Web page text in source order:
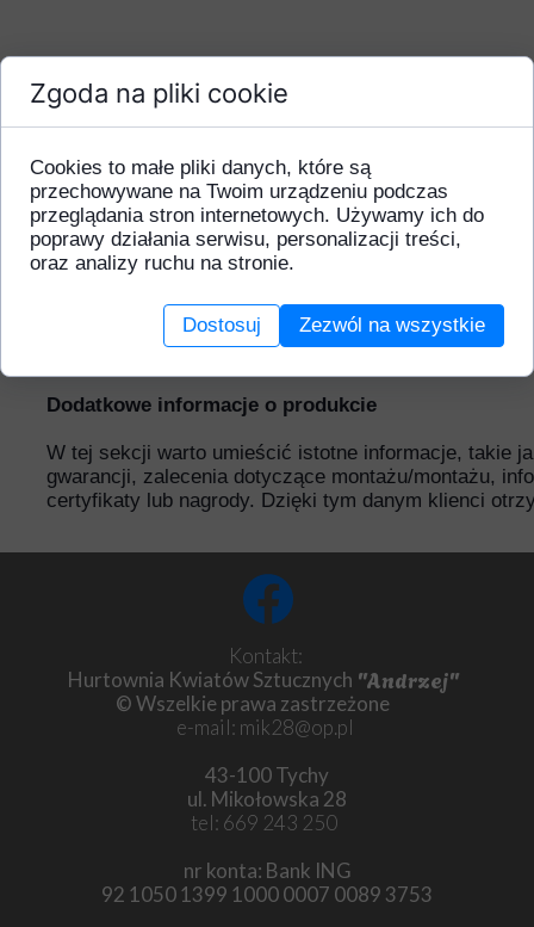
Dodatkowe informacje o produkcie
W tej sekcji warto umieścić istotne informacje, takie
gwarancji, zalecenia dotyczące montażu/montażu,
certyfikaty lub nagrody. Dzięki tym danym klienci
Kontakt:
Hurtownia Kwiatów Sztucznych "Andrzej"
© Wszelkie prawa zastrzeżone
e-mail: mik28@op.pl
43-100 Tychy
ul. Mikołowska 28
tel: 669 243 250
nr konta: Bank ING
92 1050 1399 1000 0007 0089 3753
Zgoda na pliki cookie
Cookies to małe pliki danych, które są
przechowywane na Twoim urządzeniu podczas
przeglądania stron internetowych. Używamy ich do
poprawy działania serwisu, personalizacji treści,
oraz analizy ruchu na stronie.
Dostosuj Zezwól na wszystkie